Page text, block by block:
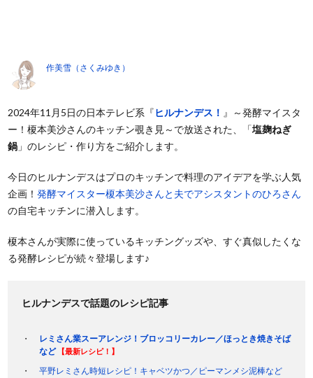
作美雪（さくみゆき）
2024年11月5日の日本テレビ系『ヒルナンデス！ 』～発酵マイスタ
ー！榎本美沙さんのキッチン覗き見～で放送された、「塩麹ねぎ
鍋 」のレシピ・作り方をご紹介します。
今日のヒルナンデスはプロのキッチンで料理のアイデアを学ぶ人気
企画！発酵マイスター榎本美沙さんと夫でアシスタントのひろさん
の自宅キッチンに潜入します。
榎本さんが実際に使っているキッチングッズや、すぐ真似したくな
る発酵レシピが続々登場します♪
ヒルナンデスで話題のレシピ記事
レミさん業スーアレンジ！ブロッコリーカレー／ほっとき焼きそば
など
【最新レシピ！】
平野レミさん時短レシピ！キャベツかつ／ピーマンメシ泥棒など